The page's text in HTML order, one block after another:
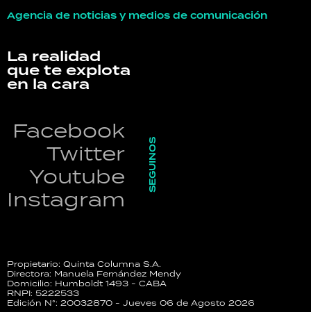
Agencia de noticias y medios de comunicación
La realidad
que te explota
en la cara
Facebook
Twitter
Youtube
Instagram
SEGUINOS
Propietario: Quinta Columna S.A.
Directora: Manuela Fernández Mendy
Domicilio: Humboldt 1493 - CABA
RNPI: 5222533
Edición N°: 20032870 - Jueves 06 de Agosto 2026